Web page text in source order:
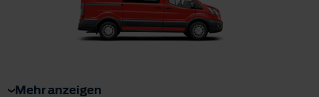
Mehr anzeigen